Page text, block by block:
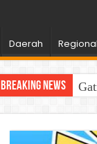
Daerah Regional
Breaking News